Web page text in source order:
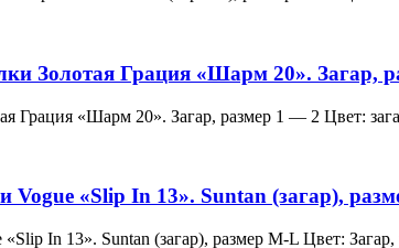
Золотая Грация «Шарм 20». Загар,
Грация «Шарм 20». Загар, размер 1 — 2 Цвет:
Vogue «Slip In 13». Suntan (загар),
In 13». Suntan (загар), размер M-L Цвет: